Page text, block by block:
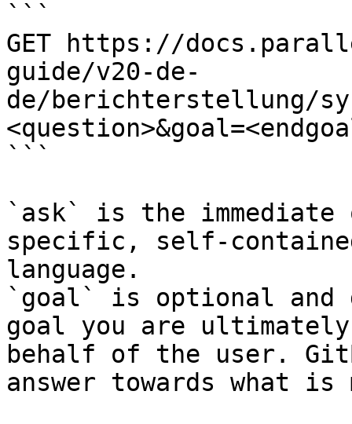
```
GET https://
guide/v20-de-
de/berichterstellung/
```
`ask` is the
specific, self-
language.
`goal` is optional and
goal you are
behalf of the user.
answer towards what